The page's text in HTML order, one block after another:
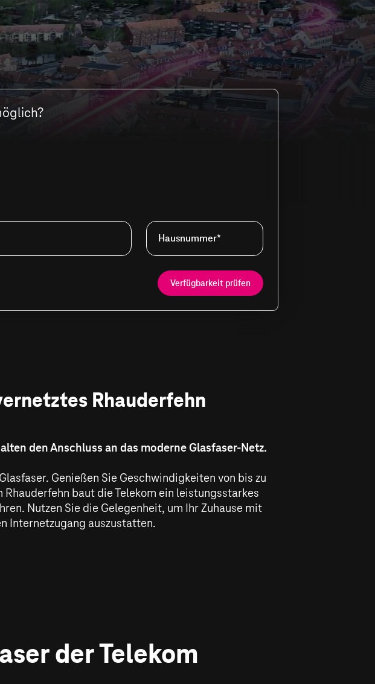
Hausnummer*
Verfügbarkeit prüfen
Rhauderfehn
den Anschluss an das moderne Glasfaser-Netz.
Genießen Sie Geschwindigkeiten von bis zu
Rhauderfehn baut die Telekom ein leistungsstarkes
Nutzen Sie die Gelegenheit, um Ihr Zuhause mit
Internetzugang auszustatten.
der Telekom